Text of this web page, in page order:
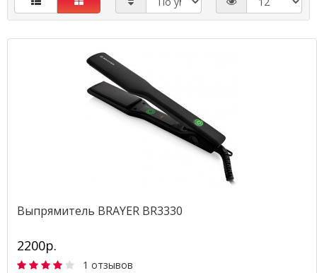
Выпрямитель BRAYER BR3330
2200р.
1 отзывов